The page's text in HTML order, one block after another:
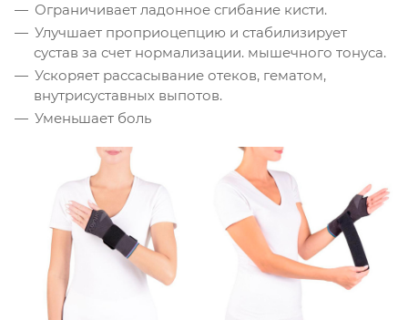
Ограничивает ладонное сгибание кисти.
Улучшает проприоцепцию и стабилизирует
сустав за счет нормализации. мышечного тонуса.
Ускоряет рассасывание отеков, гематом,
внутрисуставных выпотов.
Уменьшает боль